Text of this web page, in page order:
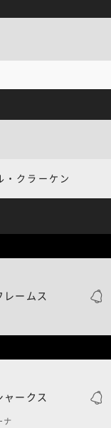
・クラーケン
レームス
ャークス
ナ